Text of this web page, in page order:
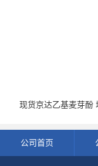
现货京达乙基麦芽酚
公司首页